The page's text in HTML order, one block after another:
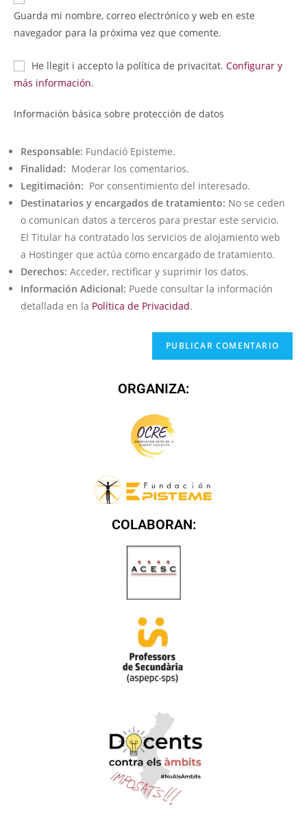
Guarda mi nombre, correo electrónico y web en este
navegador para la próxima vez que comente.
He llegit i accepto la política de privacitat. Configurar y
más información.
Información básica sobre protección de datos
Responsable: Fundació Episteme.
Finalidad: Moderar los comentarios.
Legitimación: Por consentimiento del interesado.
Destinatarios y encargados de tratamiento: No se ceden
o comunican datos a terceros para prestar este servicio.
El Titular ha contratado los servicios de alojamiento web
a Hostinger que actúa como encargado de tratamiento.
Derechos: Acceder, rectificar y suprimir los datos.
Información Adicional: Puede consultar la información
detallada en la Política de Privacidad.
ORGANIZA:
COLABORAN: